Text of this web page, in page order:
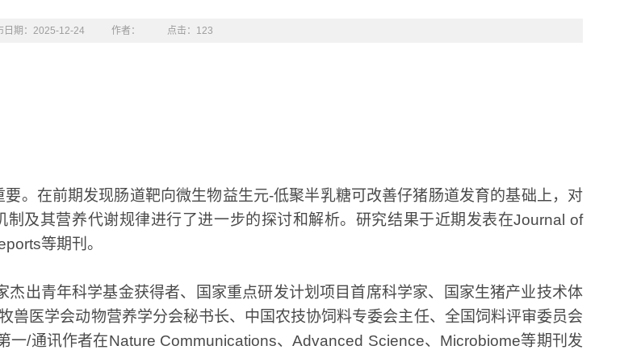
日期：2025-12-24 作者： 点击： 123
。在前期发现肠道靶向微生物益生元-低聚半乳糖可改善仔猪肠道发育的基础上，对
及其营养代谢规律进行了进一步的探讨和解析。研究结果于近期发表在Journal of
等期刊。
出青年科学基金获得者、国家重点研发计划项目首席科学家、国家生猪产业技术体
兽医学会动物营养学分会秘书长、中国农技协饲料专委会主任、全国饲料评审委员会
一/通讯作者在Nature Communications、Advanced Science、 Microbiome等期刊发